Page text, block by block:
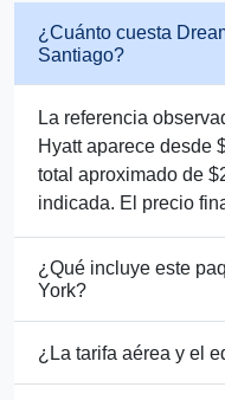
¿Cuánto cuesta
Santiago?
La referencia
Hyatt aparece desde
total aproximado de
indicada. El precio
¿Qué incluye este
York?
¿La tarifa aérea y el